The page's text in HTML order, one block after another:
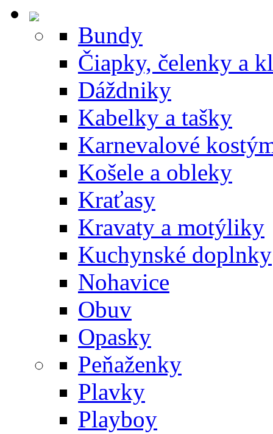
Bundy
Čiapky, čelenky a
Dáždniky
Kabelky a tašky
Karnevalové
Košele a obleky
Kraťasy
Kravaty a motýliky
Kuchynské doplnky
Nohavice
Obuv
Opasky
Peňaženky
Plavky
Playboy